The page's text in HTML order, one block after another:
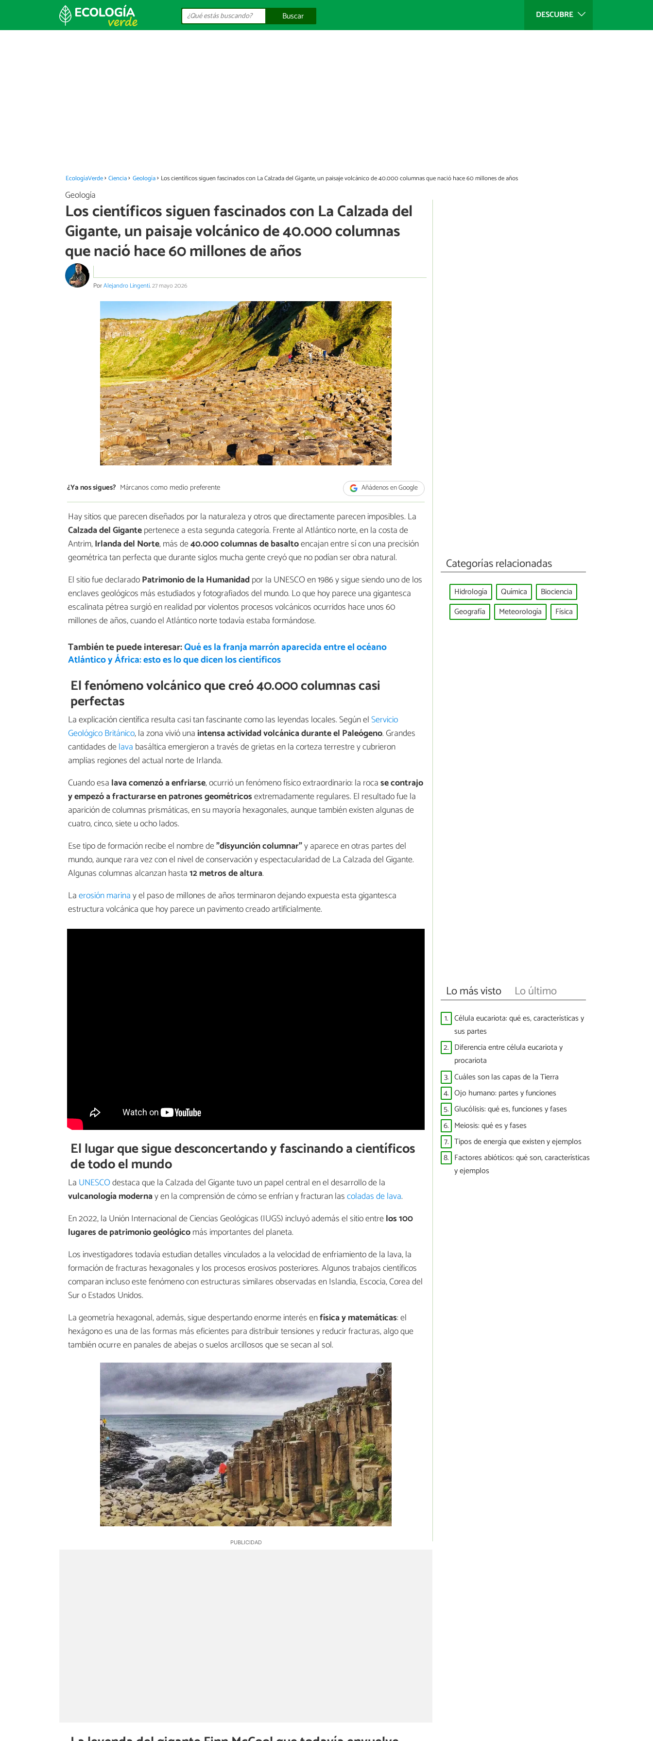
DESCUBRE
Buscar
EcologíaVerde Ciencia Geología Los científicos siguen fascinados con La Calzada del Gigante, un paisaje volcánico de 40.000 columnas que nació hace 60 millones de años
Geología
Los científicos siguen fascinados con La Calzada del
Gigante, un paisaje volcánico de 40.000 columnas
que nació hace 60 millones de años
PorAlejandro Lingenti.27 mayo 2026
¿Ya nos sigues? Márcanos como medio preferente Añádenos en Google
Hay sitios que parecen diseñados por la naturaleza y otros que directamente parecen imposibles. La
Calzada del Gigantepertenece a esta segunda categoría. Frente al Atlántico norte, en la costa de
Antrim,Irlanda del Norte, más de40.000 columnas de basaltoencajan entre sí con una precisión
geométrica tan perfecta que durante siglos mucha gente creyó que no podían ser obra natural.
El sitio fue declaradoPatrimonio de la Humanidadpor la UNESCO en 1986 y sigue siendo uno de los
enclaves geológicos más estudiados y fotografiados del mundo. Lo que hoy parece una gigantesca
escalinata pétrea surgió en realidad por violentos procesos volcánicos ocurridos hace unos 60
millones de años, cuando el Atlántico norte todavía estaba formándose.
También te puede interesar:Qué es la franja marrón aparecida entre el océano
Atlántico y África: esto es lo que dicen los científicos
El fenómeno volcánico que creó 40.000 columnas casi
perfectas
La explicación científica resulta casi tan fascinante como las leyendas locales. Según elServicio
Geológico Británico, la zona vivió una intensa actividad volcánica durante el Paleógeno. Grandes
cantidades delava basáltica emergieron a través de grietas en la corteza terrestre y cubrieron
amplias regiones del actual norte de Irlanda.
Cuando esa lava comenzó a enfriarse, ocurrió un fenómeno físico extraordinario: la rocase contrajo
y empezó a fracturarse en patrones geométricosextremadamente regulares. El resultado fue la
aparición de columnas prismáticas, en su mayoría hexagonales, aunque también existen algunas de
cuatro, cinco, siete u ocho lados.
Ese tipo de formación recibe el nombre de"disyunción columnar"y aparece en otras partes del
mundo, aunque rara vez con el nivel de conservación y espectacularidad de La Calzada del Gigante.
Algunas columnas alcanzan hasta12 metros de altura.
Laerosión marinay el paso de millones de años terminaron dejando expuesta esta gigantesca
estructura volcánica que hoy parece un pavimento creado artificialmente.
El lugar que sigue desconcertando y fascinando a científicos
de todo el mundo
La UNESCOdestaca que la Calzada del Gigante tuvo un papel central en el desarrollo de la
vulcanología modernay en la comprensión de cómo se enfrían y fracturan lascoladas de lava.
En 2022, la Unión Internacional de Ciencias Geológicas (IUGS) incluyó además el sitio entrelos 100
lugares de patrimonio geológicomás importantes del planeta.
Los investigadores todavía estudian detalles vinculados a la velocidad de enfriamiento de la lava, la
formación de fracturas hexagonales y los procesos erosivos posteriores. Algunos trabajos científicos
comparan incluso este fenómeno con estructuras similares observadas en Islandia, Escocia, Corea del
Sur o Estados Unidos.
La geometría hexagonal, además, sigue despertando enorme interés enfísica y matemáticas: el
hexágono es una de las formas más eficientes para distribuir tensiones y reducir fracturas, algo que
también ocurre en panales de abejas o suelos arcillosos que se secan al sol.
Categorías relacionadas
Hidrología Química
Biociencia
Geografía
Meteorología Física
Lo más visto Lo último
1. Célula eucariota: qué es, características y
sus partes
2. Diferencia entre célula eucariota y
procariota
3. Cuáles son las capas de la Tierra
4. Ojo humano: partes y funciones
5. Glucólisis: qué es, funciones y fases
6. Meiosis: qué es y fases
7. Tipos de energía que existen y ejemplos
8. Factores abióticos: qué son, características
y ejemplos